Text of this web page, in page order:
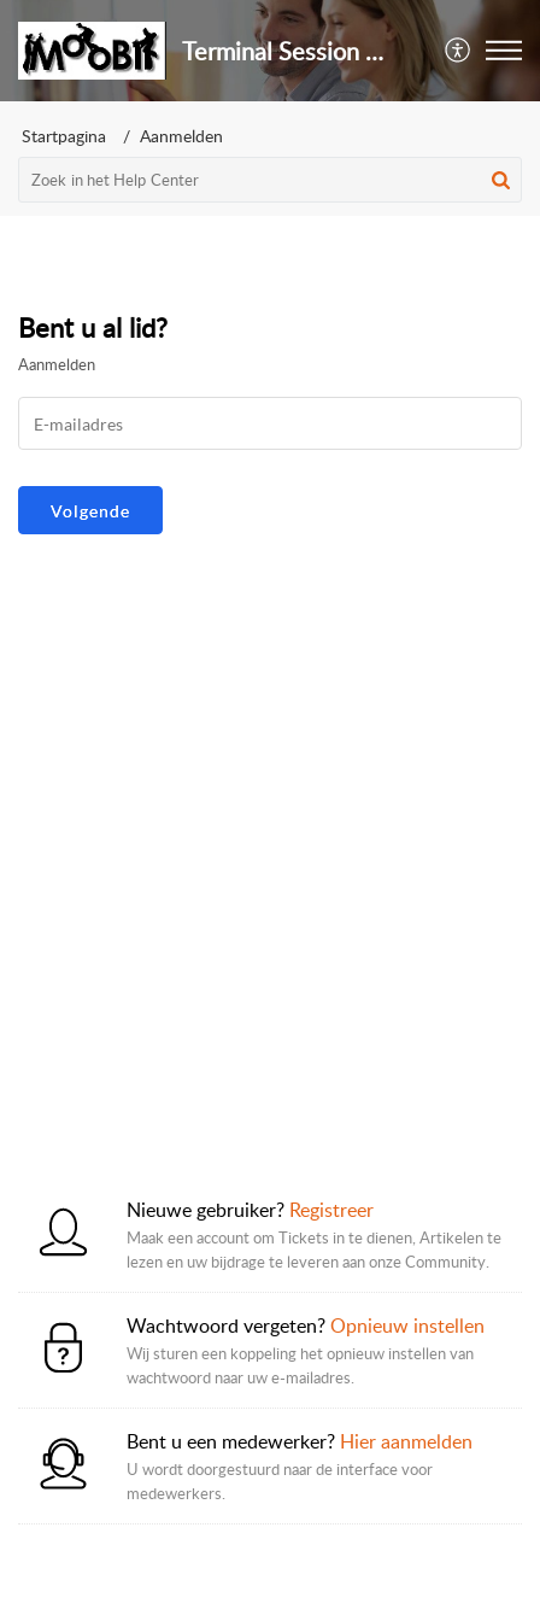
Terminal Session Help Center
Startpagina Aanmelden
Bent u al lid?
Aanmelden
Nieuwe gebruiker? Registreer
Maak een account om Tickets in te dienen, Artikelen te
lezen en uw bijdrage te leveren aan onze Community.
Wachtwoord vergeten?Opnieuw instellen
Wij sturen een koppeling het opnieuw instellen van
wachtwoord naar uw e-mailadres.
Bent u een medewerker? Hier aanmelden
U wordt doorgestuurd naar de interface voor
medewerkers.